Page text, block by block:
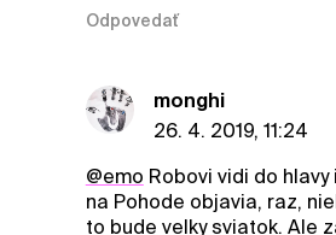
Odpovedať
monghi
26. 4. 2019, 11:24
@emo Robovi vidi do hlavy
na Pohode objavia, raz,
to bude velky sviatok. Ale